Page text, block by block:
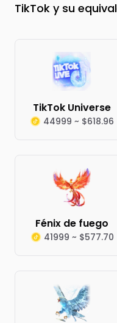
TikTok y su
TikTok Universe
44999 ~ $618.96
Fénix de fuego
41999 ~ $577.70